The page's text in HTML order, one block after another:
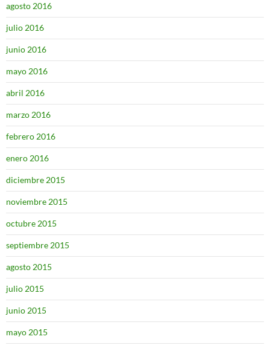
agosto 2016
julio 2016
junio 2016
mayo 2016
abril 2016
marzo 2016
febrero 2016
enero 2016
diciembre 2015
noviembre 2015
octubre 2015
septiembre 2015
agosto 2015
julio 2015
junio 2015
mayo 2015